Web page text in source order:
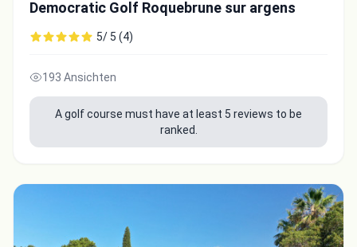
Democratic Golf Roquebrune sur argens
5/ 5 (4)
193 Ansichten
A golf course must have at least 5 reviews to be
ranked.